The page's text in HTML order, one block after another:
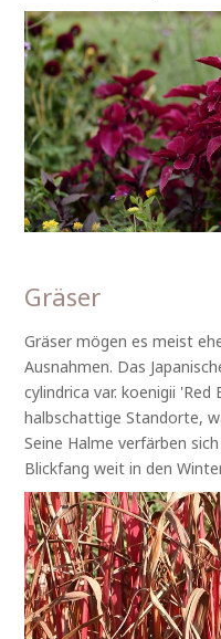
Gräser
Gräser mögen es meist
Ausnahmen. Das
cylindrica var. koenigii
halbschattige Standorte,
Seine Halme verfärben
Blickfang weit in den